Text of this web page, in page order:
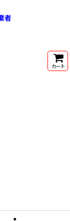
者
カート